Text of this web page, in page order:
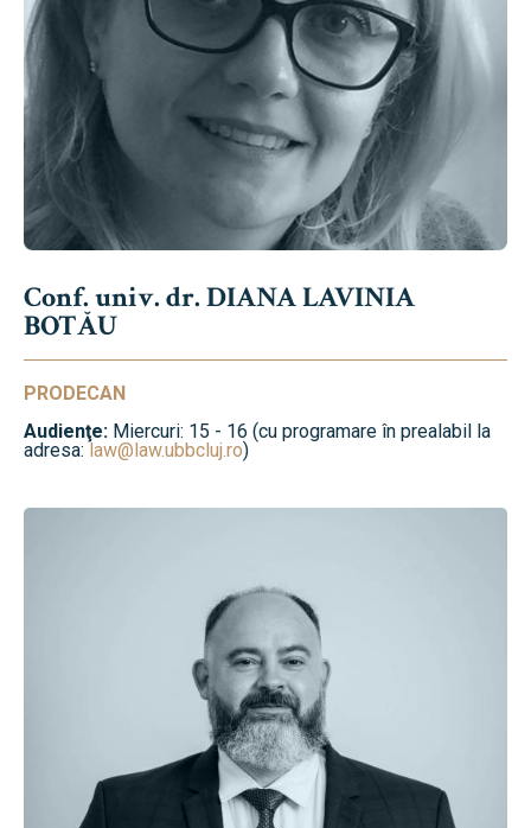
Conf. univ. dr. DIANA LAVINIA
BOTĂU
PRODECAN
Audienţe: Miercuri: 15 - 16 (cu programare în prealabil la
adresa: law@law.ubbcluj.ro)